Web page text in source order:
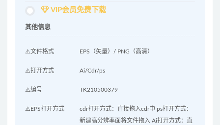
VIP会员免费下载
其他信息
⚠️文件格式 EPS（矢量）/ PNG（高清）
⚠️打开方式 Ai/Cdr/ps
⚠️编号 TK210500379
⚠️EPS打开方式
cdr打开方式：直接拖入cdr中 ps打开方式：
新建高分辨率面将文件拖入 Ai打开方式：直